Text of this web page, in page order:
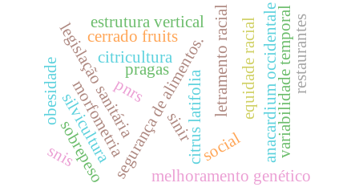
equidade racial
letramento racial
segurança de alimentos.
legislação sanitária citrus latifolia
citricultura
melhoramento genético
anacardium occidentale
pragas
morfometria
estrutura vertical
silvicultura
sobrepeso
obesidade variabilidade temporal
cerrado fruits
pnrs
snis
sinir
social
restaurantes